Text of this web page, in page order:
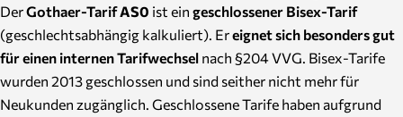
DerGothaer-TarifAS0 ist ein geschlossener Bisex-Tarif
(geschlechtsabhängig kalkuliert). Ereignet sich besonders gut
für einen internen Tarifwechsel nach §204 VVG. Bisex-Tarife
wurden 2013 geschlossen und sind seither nicht mehr für
Neukunden zugänglich. Geschlossene Tarife haben aufgrund